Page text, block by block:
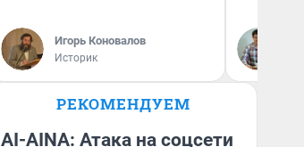
Игорь Коновалов
Историк
РЕКОМЕНДУЕМ
AI-AINA: Атака на соцсети